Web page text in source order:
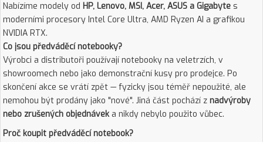
Nabízíme modely od HP, Lenovo, MSI, Acer, ASUS a Gigabyte s
moderními procesory Intel Core Ultra, AMD Ryzen AI a grafikou
NVIDIA RTX.
Co jsou předváděcí notebooky?
Výrobci a distributoři používají notebooky na veletrzích, v
showroomech nebo jako demonstrační kusy pro prodejce. Po
skončení akce se vrátí zpět — fyzicky jsou téměř nepoužité, ale
nemohou být prodány jako "nové". Jiná část pochází z nadvýroby
nebo zrušených objednáveka nikdy nebylo použito vůbec.
Proč koupit předváděcí notebook?